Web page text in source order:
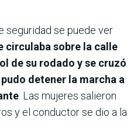
seguridad se puede ver
circulaba sobre la calle
de su rodado y se cruzó
detener la marcha a
. Las mujeres salieron
y el conductor se dio a la